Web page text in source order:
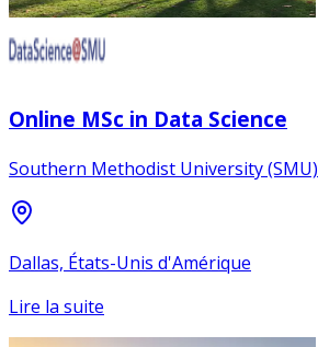
Online MSc in Data Science
Southern Methodist University (SMU)
Dallas, États-Unis d'Amérique
Lire la suite